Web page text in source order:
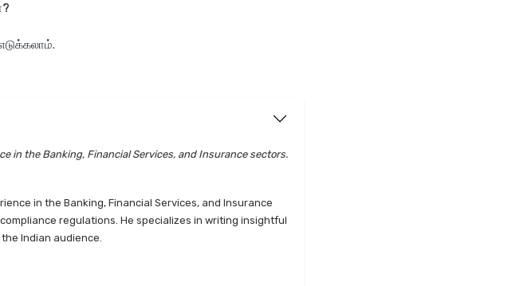
in the Banking, Financial Services, and Insurance sectors.
in the Banking, Financial Services, and Insurance
regulations. He specializes in writing insightful
Indian audience.